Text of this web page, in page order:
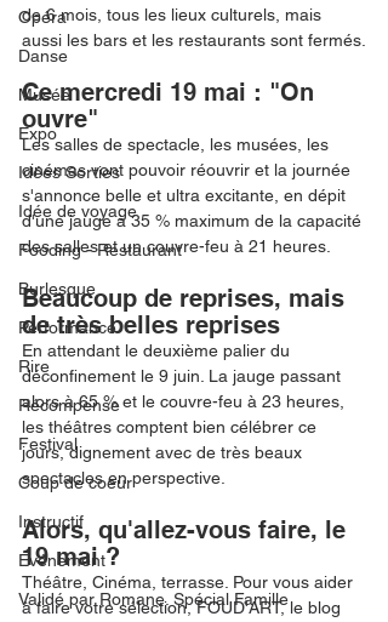
Opéra
Danse
Musée
Expo
Idées Sorties
Idée de voyage
Fooding - Restaurant
Burlesque
Performance
Rire
Récompense
Festival
Coup de coeur
Instructif
Événement
Validé par Romane. Spécial Famille
de 6 mois, tous les lieux culturels, mais
aussi les bars et les restaurants sont fermés.
Ce mercredi 19 mai : "On
ouvre"
Les salles de spectacle, les musées, les
cinémas vont pouvoir réouvrir et la journée
s'annonce belle et ultra excitante, en dépit
d'une jauge à 35 % maximum de la capacité
des salles et un couvre-feu à 21 heures.
Beaucoup de reprises, mais
de très belles reprises
En attendant le deuxième palier du
déconfinement le 9 juin. La jauge passant
alors à 65 % et le couvre-feu à 23 heures,
les théâtres comptent bien célébrer ce
jours, dignement avec de très beaux
spectacles en perspective.
Alors, qu'allez-vous faire, le
19 mai ?
Théâtre, Cinéma, terrasse. Pour vous aider
à faire votre sélection, FOUD'ART, le blog